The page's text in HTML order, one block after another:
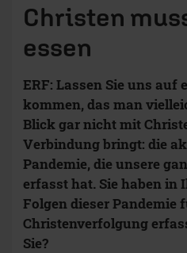
Christen
essen
ERF: Lassen Sie uns auf
kommen, das man
Blick gar nicht mit
Verbindung bringt: die
Pandemie, die unsere
erfasst hat. Sie haben in
Folgen dieser Pandemie
Christenverfolgung
Sie?